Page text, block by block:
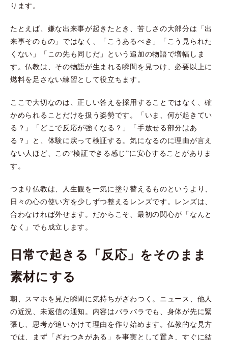
ります。
たとえば、嫌な出来事が起きたとき、苦しさの大部分は「出
来事そのもの」ではなく、「こうあるべき」「こう見られた
くない」「この先も同じだ」という追加の物語で増幅しま
す。仏教は、その物語が生まれる瞬間を見つけ、必要以上に
燃料を足さない練習として役立ちます。
ここで大切なのは、正しい答えを採用することではなく、確
かめられることだけを扱う姿勢です。「いま、何が起きてい
る？」「どこで反応が強くなる？」「手放せる部分はあ
る？」と、体験に戻って検証する。気になるのに理由が言え
ない人ほど、この“検証できる感じ”に安心することがありま
す。
つまり仏教は、人生観を一気に塗り替えるものというより、
日々の心の使い方を少しずつ整えるレンズです。レンズは、
合わなければ外せます。だからこそ、最初の関心が「なんと
なく」でも成立します。
日常で起きる「反応」をそのまま
素材にする
朝、スマホを見た瞬間に気持ちがざわつく。ニュース、他人
の近況、未返信の通知。内容はバラバラでも、身体が先に緊
張し、思考が追いかけて理由を作り始めます。仏教的な見方
では、まず「ざわつきがある」を事実として置き、すぐに結